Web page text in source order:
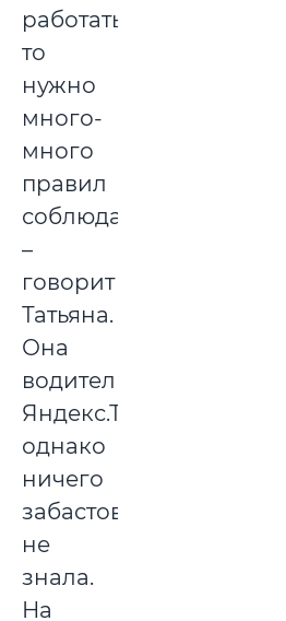
работать,
то
нужно
много-
много
правил
соблюдать,
–
говорит
Татьяна.
Она
водитель
Яндекс.Такси,
однако
ничего
забастовке
не
знала.
На